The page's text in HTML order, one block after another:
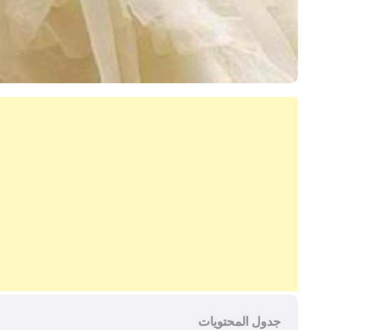
جدول المحتويات